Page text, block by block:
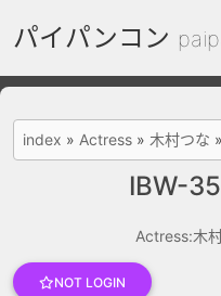
パイパンコン
index » Actress » 木村つな »
IBW-
Actress:木
NOT LOGIN